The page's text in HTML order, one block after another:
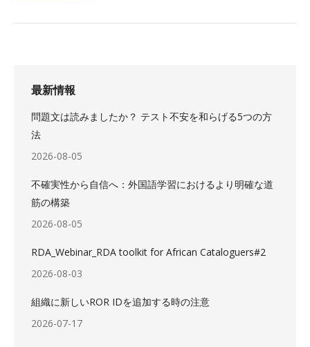
最新情報
問題文は読みましたか？ テスト不安を和らげる5つの方
法
2026-08-05
不確実性から自信へ：外国語学習におけるより明確な道
筋の構築
2026-08-05
RDA_Webinar_RDA toolkit for African Cataloguers#2
2026-08-03
組織に新しいROR IDを追加する時の注意
2026-07-17